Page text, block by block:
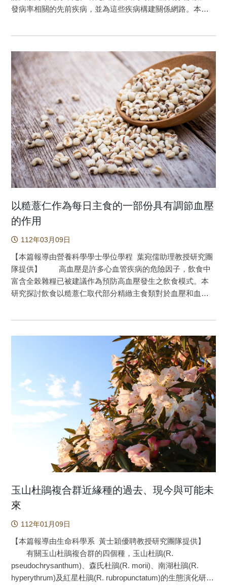
Antioxidant Sirt1/Akt axis expression in resveratrol pretreated
https://doi.org/10.1002/jcp.30057
透性的寡聚體，意外提高分子毒性，因此醣化有可能加劇罹
Fan, H. F., Lin, H. C., Huang, J. W., Chen, Y. C., Shen, C. L.,
Shih, Y. H., & Tu, L. H. (2021). Exploring the Impact of Glyoxal
Glycation on β-Amyloid Peptide (Aβ) Aggregation in
Alzheimer's Disease. Journal of Physical Chemistry B,
125(21), 5559-5571. https://doi.org/10.1021/acs.jpcb.1c02797
發病率相關的先前疾病，並為這些疾病構建關係網路。本研
薪資精確配對3,726名對照組。逐步二元邏輯斯迴歸用來分析
第一次診斷胰臟癌的1年以前、2年以前…9年以前的既往疾
病。路徑分析用於構建先前相關疾病與胰臟癌之間的關係路
徑。研究結果顯示，胰臟癌確診1年以前，與胰臟癌顯著相關
的疾病共11種，其中正相關9種，負相關2種。路徑分析顯示
糖尿病為胰臟癌直接正向影響的先前疾病，而失智症則與胰
臟癌呈負相關性。糖尿病、消化性潰瘍和消化系統疾病為胰
臟癌發病率相關的先前疾病。 本篇研究是一系列「AI醫
學科學家」驗證論文之一：探索胰臟癌之相關共病症[1]，類
似的分析程式也成功在肌萎縮性脊髓側索硬化症[2, 3]、失智
症[4, 5]、全身性紅斑狼瘡得到印證[6]。 胰臟癌是致死率
到遠處器官之前都無症狀，使得胰臟癌死亡率與發生率非常
接近。因此，儘早識別胰臟癌的發生至關重要，越來越多醫
學科學家們的研究證據顯示胰臟癌受多種因素的影響，包括
具有特定遺傳疾病或有胰臟癌家族史、糖尿病、高齡、吸
煙、肥胖、慢性胰腺炎病史、消化性潰瘍等都與胰臟癌的發
生有關。有鑑於胰臟癌的高致死率，本研究團隊也嘗試利用
自行開發的「AI醫學科學家」透過嚴謹的大數據分析篩選所
有可能與胰臟癌相關的先前疾病，除了驗證「AI醫學科學
致。另外，分析結果顯示失智症與胰臟癌呈負相關性(圖1)，
許多研究指出，失智症患者罹患癌症的風險較低。但也有許
多研究人員認為，認知功能的減損促使許多失智症病患忽視
癌症相關症狀而疏於就醫與診斷。也有研究認為失智症患者
不易患上癌症，因為癌症的特徵是不受控制的細胞增殖，而
與失智症相關的神經退化性變化是神經元細胞過早衰亡，這
與癌症的異常細胞增殖特徵相背離。 「AI醫學科學家」
自動識別胰臟癌的先前疾病結果都可以找到前人研究相佐
證，雖然未有更新的發現，但也再次驗證本團隊開發的機器
學習程式具有高度的穩定性與有效性。 圖1：胰臟癌首次診
斷1年以前相關疾病的路徑分析模型。紅線和藍線分別表示先
前疾病與胰腺癌的正負相關性。國際疾病分類第九修訂版代
碼顯示在方框中。 參考文獻： Lee, C.T., J.X. Hu, and C.M.
Liu, Exploring prior diseases associated with pancreatic
cancer. Curr Probl Cancer, 2021. 45(5): p. 100707. Tsai, C.P.,
C. Hu, and C.T. Lee, Finding diseases associated with
control study. Amyotroph Lateral Scler Frontotemporal
Degener, 2019. 20(1-2): p. 82-89. Tsai, C.P., J.K. Lee, and
C.T. Lee, Type II diabetes mellitus and the incidence of
amyotrophic lateral sclerosis. J Neurol, 2019. 266(9): p. 2233-
以糙薏仁作為每日主食的一部份具有調節血壓
的作用
112年03月09日
【本篇報導由營養科學學士學位學程 葉宛儒助理教授研究團
隊提供】 高血壓是許多心血管疾病的危險因子，飲食中
富含全榖雜糧已被建議作為預防高血壓發生之飲食模式。本
研究探討飲食以糙薏仁取代部分精緻主食類對於血壓和血管
縮壓顯著下降，且在參與試驗前收縮壓較高的受試者，血壓
降低的情形更為顯著。因此建議每天可以攝取60克糙薏仁來
取代膳食中部份主食類，對於血壓調節具有正面的影響。
高血壓與各種心血管疾病相關的死亡率和發病率有關，
長期高血壓可能導致心臟和腎臟功能受損。根據2018年美國
心臟病學會/美國心臟協會(ACC/AHA)成人高血壓預防、檢
測、評估和管理指南指出，收縮壓和舒張壓分別高於130和80
mmHg的成人，即被診斷為高血壓，該指南也建議高血壓患
者須定時服用高血壓藥物，同時鼓勵高血壓患者和健康民眾
可透過得舒飲食(Dietary Approaches to Stop Hypertension,
DASH)減緩血壓上升，得舒飲食建議大家每日飲食須富含未
本土的農作物，由於糙薏仁帶有麩皮屬於未精製的全榖雜
糧，因此膳食纖維、維生素及礦物質含量皆高於精白薏仁，
此外也有研究發現薏仁麩皮富含酚類化合物，有調節脂質代
謝和降低發炎的作用。為了瞭解糙薏仁是否有調解血壓的作
用，本研究團隊進行動物實驗和人體試驗來證實(如圖1)。動
物實驗中，我們餵食高血壓大鼠含有12%或24%糙薏仁粉的飼
料達12週，結果發現糙薏仁具有減緩高血壓大鼠血壓上升的
情形，且到實驗末時血壓顯著低於沒有餵食糙薏仁的組別，
玉山杜鵑複合群近緣種的過去、現今與可能未
來
112年01月09日
【本篇報導由生命科學系 黃士穎優聘教授研究團隊提供】
有關玉山杜鵑複合群的四個種，玉山杜鵑(R.
pseudochrysanthum)、森氏杜鵑(R. morii)、南湖杜鵑(R.
hyperythrum)及紅星杜鵑(R. rubropunctatum)的生態演化研究